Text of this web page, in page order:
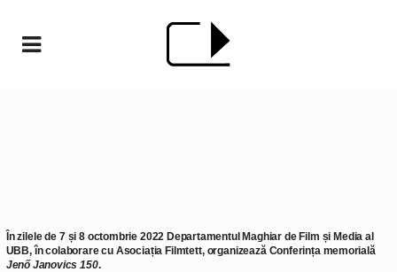
În zilele de 7 și 8 octombrie 2022 Departamentul Maghiar de Film și Media al
UBB, în colaborare cu Asociația Filmtett, organizează Conferința memorială
Jenő Janovics 150.